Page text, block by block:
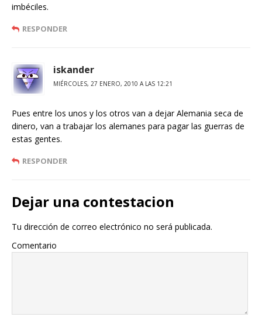
imbéciles.
RESPONDER
iskander
MIÉRCOLES, 27 ENERO, 2010 A LAS 12:21
Pues entre los unos y los otros van a dejar Alemania seca de
dinero, van a trabajar los alemanes para pagar las guerras de
estas gentes.
RESPONDER
Dejar una contestacion
Tu dirección de correo electrónico no será publicada.
Comentario